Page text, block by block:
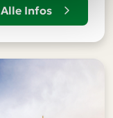
Alle Infos